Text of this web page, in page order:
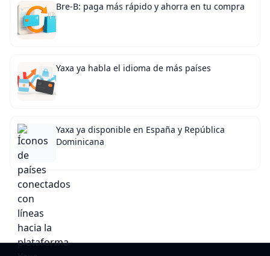
Bre-B: paga más rápido y ahorra en tu compra
Yaxa ya habla el idioma de más países
Yaxa ya disponible en España y República
Dominicana